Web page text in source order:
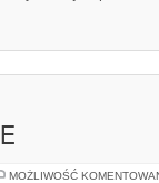
MOŻLIWOŚĆ